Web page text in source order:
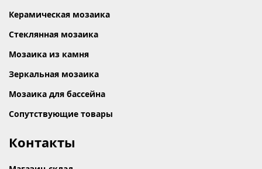
Керамическая мозаика
Стеклянная мозаика
Мозаика из камня
Зеркальная мозаика
Мозаика для бассейна
Сопутствующие товары
Контакты